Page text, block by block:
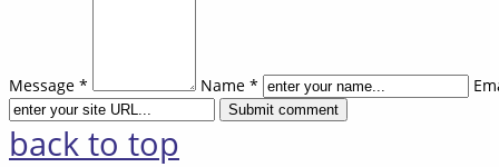
Message * Name *
back to top